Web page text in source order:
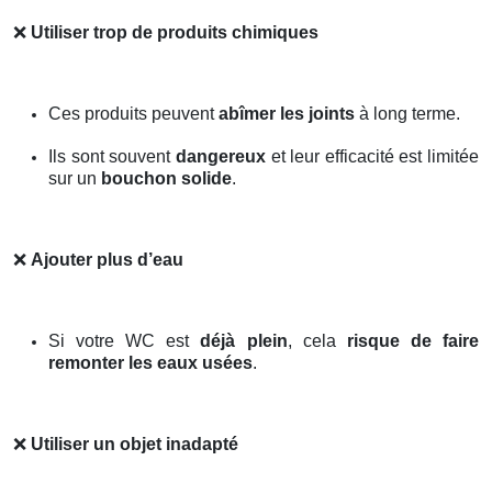
❌ Utiliser trop de produits chimiques
Ces produits peuventabîmer les joints à long terme.
Ils sont souvent dangereuxet leur efficacité est limitée
sur un bouchon solide.
❌ Ajouter plus d’eau
Si votre WC estdéjà plein, cela risque de faire
remonter les eaux usées.
❌ Utiliser un objet inadapté